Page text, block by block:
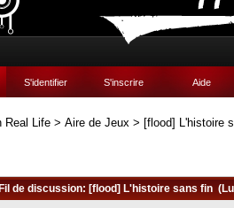
S'identifier S'inscrire Aide
Real Life > Aire de Jeux > [flood] L'histoire
de discussion: [flood] L'histoire sans fin